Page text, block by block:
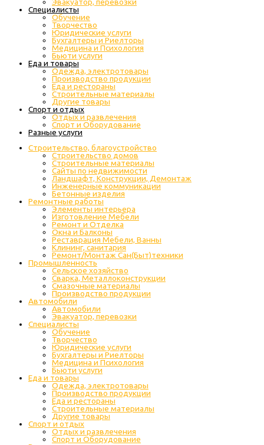
Специалисты
Обучение
Творчество
Юридические услуги
Бухгалтеры и Риелторы
Медицина и Психология
Бьюти услуги
Еда и товары
Одежда, электротовары
Производство продукции
Еда и рестораны
Строительные материалы
Другие товары
Спорт и отдых
Отдых и развлечения
Спорт и Оборудование
Разные услуги
Строительство, благоустройство
Строительство домов
Строительные материалы
Сайты по недвижимости
Ландшафт, Конструкции, Демонтаж
Инженерные коммуникации
Бетонные изделия
Ремонтные работы
Элементы интерьера
Изготовление Мебели
Ремонт и Отделка
Окна и Балконы
Реставрация Мебели, Ванны
Клининг, санитария
Ремонт/Монтаж Сан(Быт)техники
Промышленность
Cельское хозяйство
Сварка, Металлоконструкции
Cмазочные материалы
Производство продукции
Автомобили
Автомобили
Эвакуатор, перевозки
Специалисты
Обучение
Творчество
Юридические услуги
Бухгалтеры и Риелторы
Медицина и Психология
Бьюти услуги
Еда и товары
Одежда, электротовары
Производство продукции
Еда и рестораны
Строительные материалы
Другие товары
Спорт и отдых
Отдых и развлечения
Спорт и Оборудование